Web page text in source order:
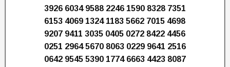
3926 6034 9588 2246 1590 8328 7351
6153 4069 1324 1183 5662 7015 4698
9207 9411 3035 0405 0272 8422 4456
0251 2964 5670 8063 0229 9641 2516
0642 9545 5390 1774 6663 4423 8087